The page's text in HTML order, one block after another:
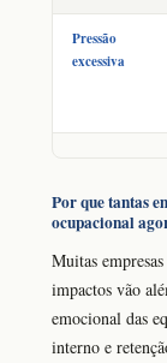
Pressão
excessiva
Por que tantas
ocupacional
Muitas
impactos vão
emocional das
interno e